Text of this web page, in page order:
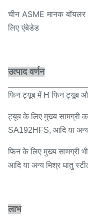
चीन ASME मानक
लिए एंबेडेड
उत्पाद वर्णन
फिन ट्यूब में H फिन ट्यूब
ट्यूब के लिए मुख्य सामग्री
SA192HFS, आदि या अन्य
फिन के लिए मुख्य सामग्री
आदि या अन्य मिश्र धातु
लाभ